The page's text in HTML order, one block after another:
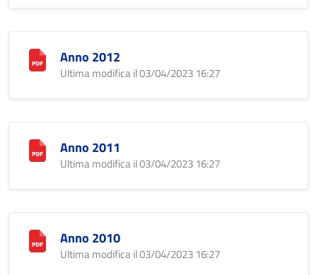
Anno 2012
Ultima modifica il 03/04/2023 16:27
Anno 2011
Ultima modifica il 03/04/2023 16:27
Anno 2010
Ultima modifica il 03/04/2023 16:27